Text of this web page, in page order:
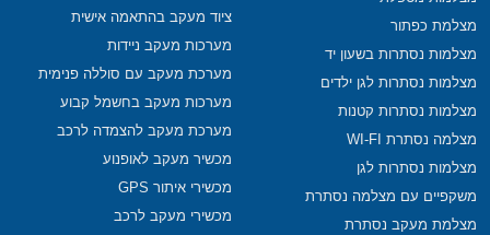
מצלמת כפתור
מצלמות נסתרות בשעון יד
מצלמות נסתרות לגן ילדים
מצלמות נסתרות קטנות
מצלמה נסתרת WI-FI
מצלמות נסתרות לגן
משקפיים עם מצלמה נסתרת
מצלמת מעקב נסתרת
ציוד מעקב בהתאמה אישית
מערכות מעקב ניידות
מערכת מעקב עם סוללה פנימית
מערכות מעקב בחשמל קבוע
מערכת מעקב להצמדה לרכב
מכשיר מעקב לאופנוע
מכשירי איתור GPS
מכשירי מעקב לרכב